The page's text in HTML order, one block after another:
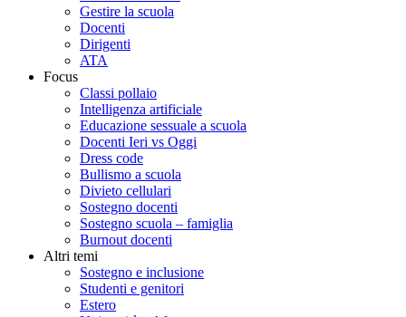
Gestire la scuola
Docenti
Dirigenti
ATA
Focus
Classi pollaio
Intelligenza artificiale
Educazione sessuale a scuola
Docenti Ieri vs Oggi
Dress code
Bullismo a scuola
Divieto cellulari
Sostegno docenti
Sostegno scuola – famiglia
Burnout docenti
Altri temi
Sostegno e inclusione
Studenti e genitori
Estero